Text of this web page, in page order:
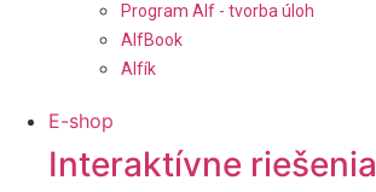
Program Alf - tvorba úloh
AlfBook
Alfík
E-shop
Interaktívne riešenia